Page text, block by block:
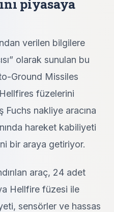
piyasaya
verilen bilgilere
olarak sunulan bu
Ground Missiles
füzelerini
Fuchs nakliye aracına
hareket kabiliyeti
bir araya getiriyor.
araç, 24 adet
Hellfire füzesi ile
sensörler ve hassas